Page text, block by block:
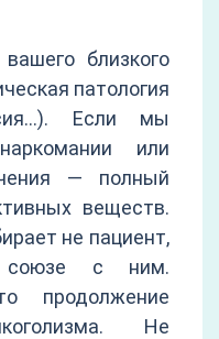
близкого
патология
Если мы
или
— полный
веществ.
не пациент,
с ним.
продолжение
Не